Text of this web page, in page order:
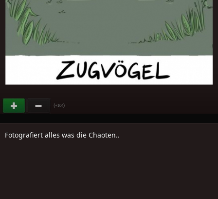
(+104)
Fotografiert alles was die Chaoten..